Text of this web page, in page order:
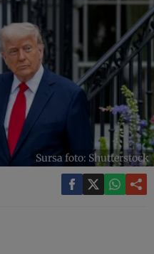
Sursa foto: Shutterstock